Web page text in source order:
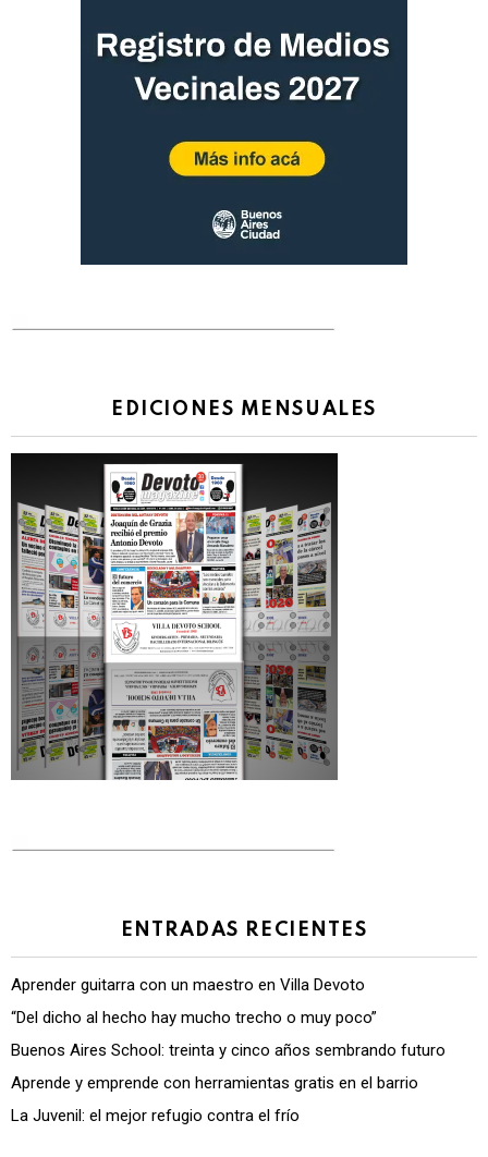
EDICIONES MENSUALES
ENTRADAS RECIENTES
Aprender guitarra con un maestro en Villa Devoto
“Del dicho al hecho hay mucho trecho o muy poco”
Buenos Aires School: treinta y cinco años sembrando futuro
Aprende y emprende con herramientas gratis en el barrio
La Juvenil: el mejor refugio contra el frío